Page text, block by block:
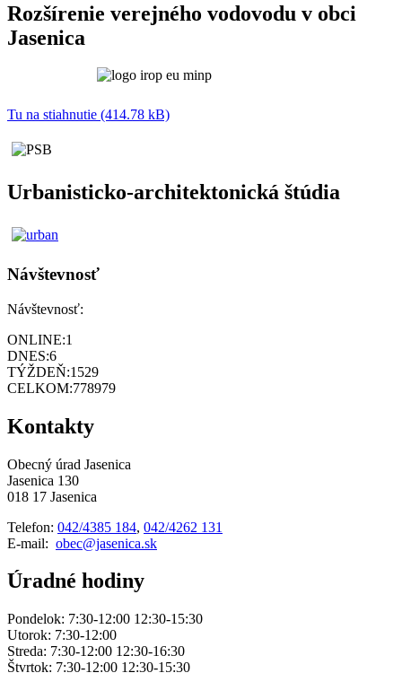
Rozšírenie verejného vodovodu v obci
Jasenica
Tu na stiahnutie (414.78 kB)
Urbanisticko-architektonická štúdia
Návštevnosť
Návštevnosť:
ONLINE:1
DNES:6
TÝŽDEŇ:1529
CELKOM:778979
Kontakty
Obecný úrad Jasenica
Jasenica 130
018 17 Jasenica
Telefon: 042/4385 184, 042/4262 131
E-mail: obec@jasenica.sk
Úradné hodiny
Pondelok: 7:30-12:00 12:30-15:30
Utorok: 7:30-12:00
Streda: 7:30-12:00 12:30-16:30
Štvrtok: 7:30-12:00 12:30-15:30